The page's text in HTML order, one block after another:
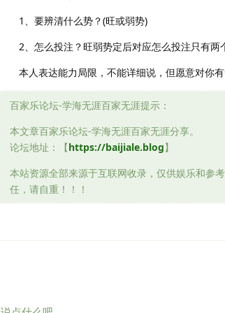
1、要辨清什么势？(旺或弱势)
2、怎么投注？旺弱势定后对应怎么投注只有两
本人表达能力局限，不能详细说，但愿意对你有
百家乐论坛-学海无涯百家无涯提示：
本文章百家乐论坛-学海无涯百家无涯分享。
论坛地址：【https://baijiale.blog】
本站资源全部来源于互联网收录，仅供娱乐和参
任，请自重！！！